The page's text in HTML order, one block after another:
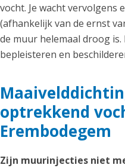
vocht. Je wacht vervolgens
(afhankelijk van de ernst
de muur helemaal droog
bepleisteren en
optrekkend
Erembodegem
Zijn muurinjecties niet